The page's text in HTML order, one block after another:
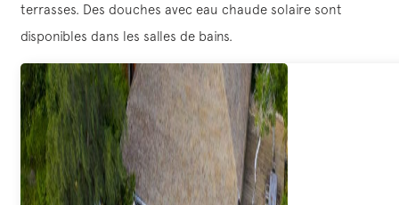
terrasses. Des douches avec eau chaude solaire sont
disponibles dans les salles de bains.